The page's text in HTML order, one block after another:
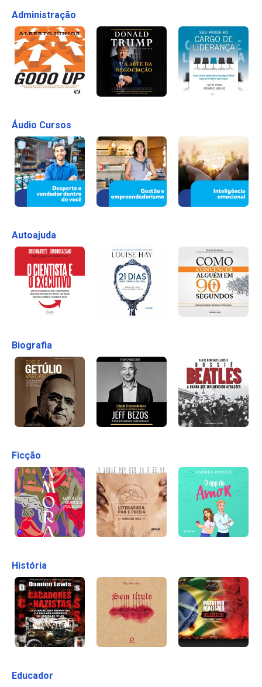
Administração
Áudio Cursos
Autoajuda
Biografia
Ficção
História
Educador